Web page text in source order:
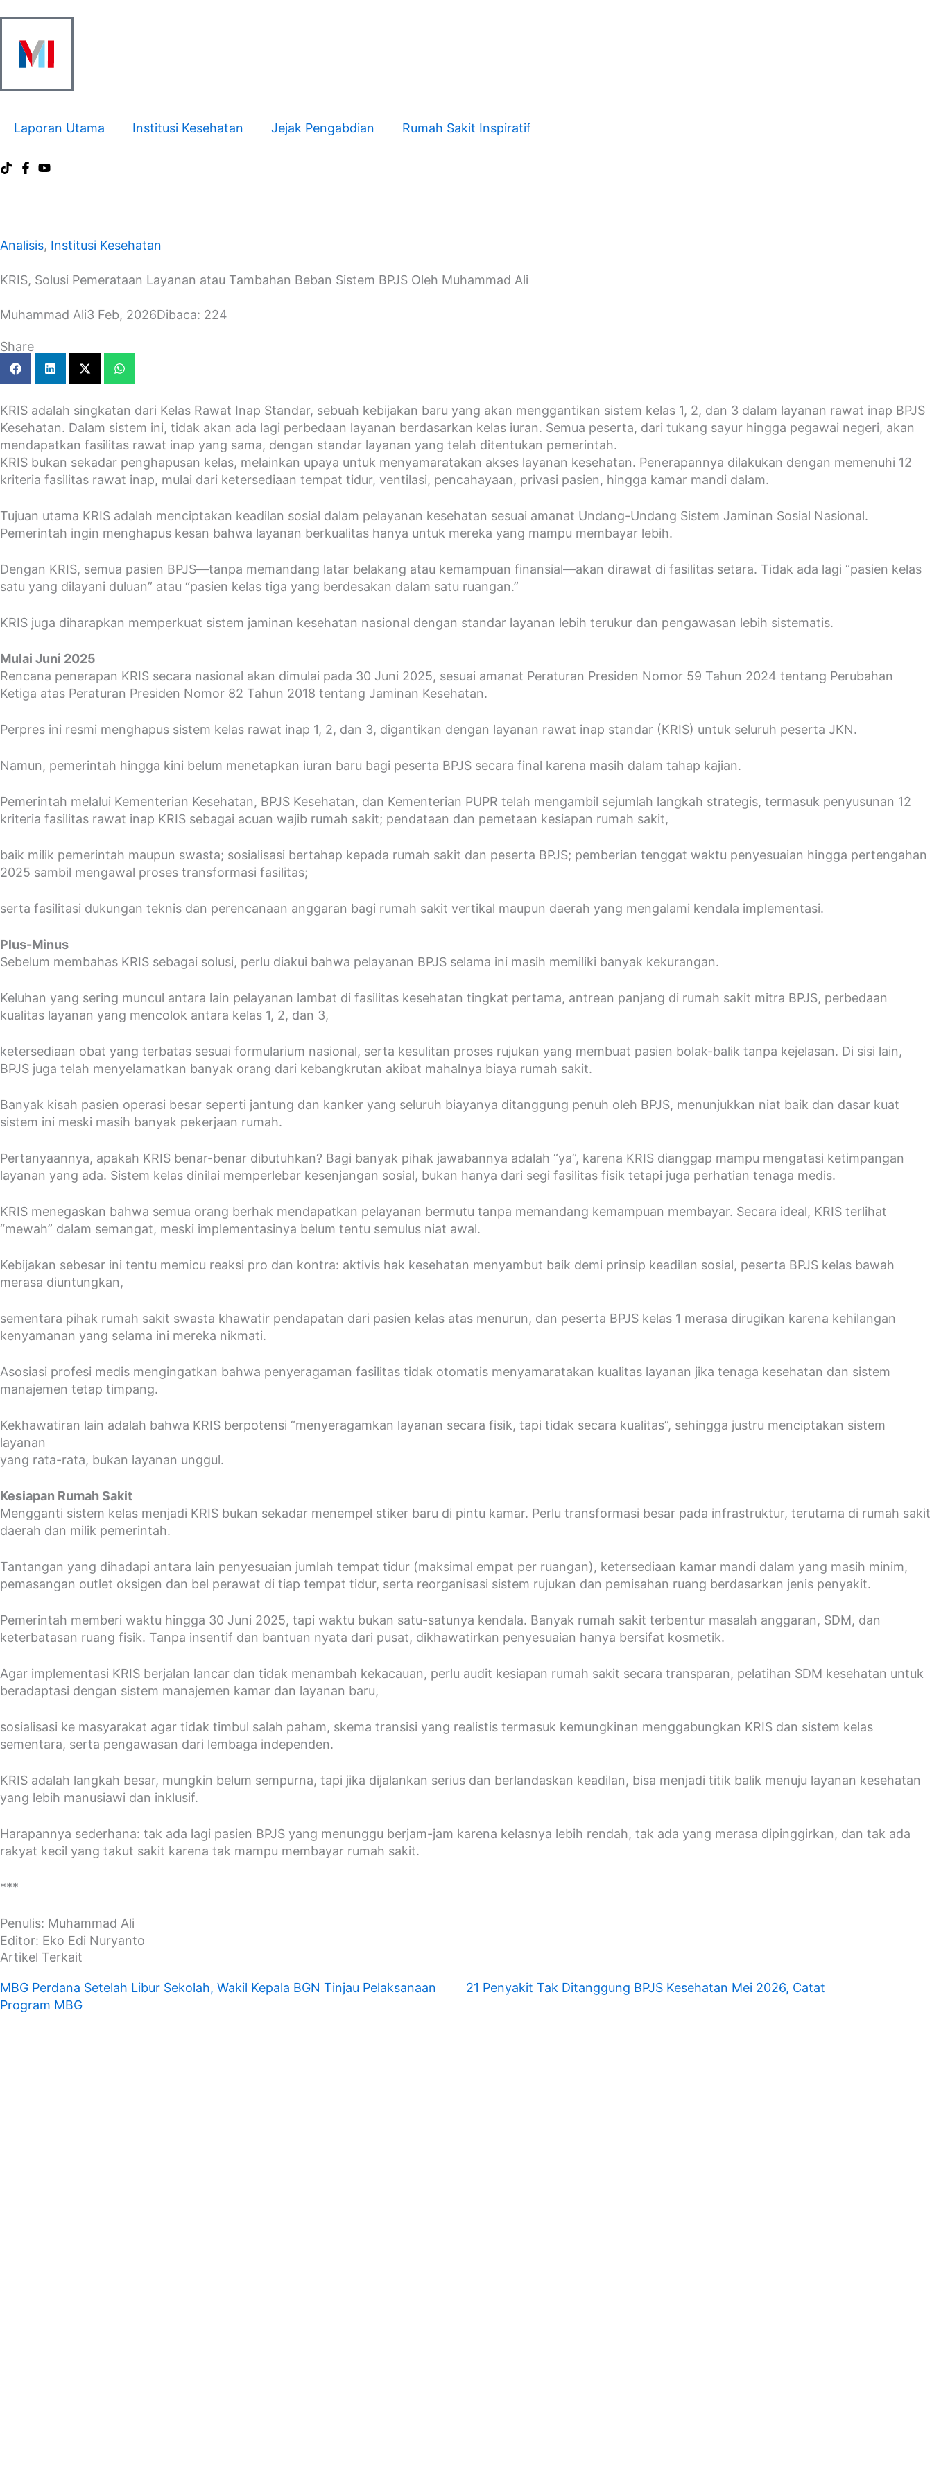
content
Laporan Utama Institusi Kesehatan Jejak Pengabdian Rumah Sakit Inspiratif
Analisis, Institusi Kesehatan
KRIS, Solusi Pemerataan Layanan atau Tambahan Beban Sistem BPJS Oleh Muhammad Ali
Muhammad Ali3 Feb, 2026Dibaca: 224
Share
KRIS adalah singkatan dari Kelas Rawat Inap Standar, sebuah kebijakan baru yang akan menggantikan sistem kelas 1, 2, dan 3 dalam layanan rawat inap BPJS
Kesehatan. Dalam sistem ini, tidak akan ada lagi perbedaan layanan berdasarkan kelas iuran. Semua peserta, dari tukang sayur hingga pegawai negeri, akan
mendapatkan fasilitas rawat inap yang sama, dengan standar layanan yang telah ditentukan pemerintah.
KRIS bukan sekadar penghapusan kelas, melainkan upaya untuk menyamaratakan akses layanan kesehatan. Penerapannya dilakukan dengan memenuhi 12
kriteria fasilitas rawat inap, mulai dari ketersediaan tempat tidur, ventilasi, pencahayaan, privasi pasien, hingga kamar mandi dalam.
Tujuan utama KRIS adalah menciptakan keadilan sosial dalam pelayanan kesehatan sesuai amanat Undang-Undang Sistem Jaminan Sosial Nasional.
Pemerintah ingin menghapus kesan bahwa layanan berkualitas hanya untuk mereka yang mampu membayar lebih.
Dengan KRIS, semua pasien BPJS—tanpa memandang latar belakang atau kemampuan finansial—akan dirawat di fasilitas setara. Tidak ada lagi “pasien kelas
satu yang dilayani duluan” atau “pasien kelas tiga yang berdesakan dalam satu ruangan.”
KRIS juga diharapkan memperkuat sistem jaminan kesehatan nasional dengan standar layanan lebih terukur dan pengawasan lebih sistematis.
Mulai Juni 2025
Rencana penerapan KRIS secara nasional akan dimulai pada 30 Juni 2025, sesuai amanat Peraturan Presiden Nomor 59 Tahun 2024 tentang Perubahan
Ketiga atas Peraturan Presiden Nomor 82 Tahun 2018 tentang Jaminan Kesehatan.
Perpres ini resmi menghapus sistem kelas rawat inap 1, 2, dan 3, digantikan dengan layanan rawat inap standar (KRIS) untuk seluruh peserta JKN.
Namun, pemerintah hingga kini belum menetapkan iuran baru bagi peserta BPJS secara final karena masih dalam tahap kajian.
Pemerintah melalui Kementerian Kesehatan, BPJS Kesehatan, dan Kementerian PUPR telah mengambil sejumlah langkah strategis, termasuk penyusunan 12
kriteria fasilitas rawat inap KRIS sebagai acuan wajib rumah sakit; pendataan dan pemetaan kesiapan rumah sakit,
baik milik pemerintah maupun swasta; sosialisasi bertahap kepada rumah sakit dan peserta BPJS; pemberian tenggat waktu penyesuaian hingga pertengahan
2025 sambil mengawal proses transformasi fasilitas;
serta fasilitasi dukungan teknis dan perencanaan anggaran bagi rumah sakit vertikal maupun daerah yang mengalami kendala implementasi.
Plus-Minus
Sebelum membahas KRIS sebagai solusi, perlu diakui bahwa pelayanan BPJS selama ini masih memiliki banyak kekurangan.
Keluhan yang sering muncul antara lain pelayanan lambat di fasilitas kesehatan tingkat pertama, antrean panjang di rumah sakit mitra BPJS, perbedaan
kualitas layanan yang mencolok antara kelas 1, 2, dan 3,
ketersediaan obat yang terbatas sesuai formularium nasional, serta kesulitan proses rujukan yang membuat pasien bolak-balik tanpa kejelasan. Di sisi lain,
BPJS juga telah menyelamatkan banyak orang dari kebangkrutan akibat mahalnya biaya rumah sakit.
Banyak kisah pasien operasi besar seperti jantung dan kanker yang seluruh biayanya ditanggung penuh oleh BPJS, menunjukkan niat baik dan dasar kuat
sistem ini meski masih banyak pekerjaan rumah.
Pertanyaannya, apakah KRIS benar-benar dibutuhkan? Bagi banyak pihak jawabannya adalah “ya”, karena KRIS dianggap mampu mengatasi ketimpangan
layanan yang ada. Sistem kelas dinilai memperlebar kesenjangan sosial, bukan hanya dari segi fasilitas fisik tetapi juga perhatian tenaga medis.
KRIS menegaskan bahwa semua orang berhak mendapatkan pelayanan bermutu tanpa memandang kemampuan membayar. Secara ideal, KRIS terlihat
“mewah” dalam semangat, meski implementasinya belum tentu semulus niat awal.
Kebijakan sebesar ini tentu memicu reaksi pro dan kontra: aktivis hak kesehatan menyambut baik demi prinsip keadilan sosial, peserta BPJS kelas bawah
merasa diuntungkan,
sementara pihak rumah sakit swasta khawatir pendapatan dari pasien kelas atas menurun, dan peserta BPJS kelas 1 merasa dirugikan karena kehilangan
kenyamanan yang selama ini mereka nikmati.
Asosiasi profesi medis mengingatkan bahwa penyeragaman fasilitas tidak otomatis menyamaratakan kualitas layanan jika tenaga kesehatan dan sistem
manajemen tetap timpang.
Kekhawatiran lain adalah bahwa KRIS berpotensi “menyeragamkan layanan secara fisik, tapi tidak secara kualitas”, sehingga justru menciptakan sistem
layanan
yang rata-rata, bukan layanan unggul.
Kesiapan Rumah Sakit
Mengganti sistem kelas menjadi KRIS bukan sekadar menempel stiker baru di pintu kamar. Perlu transformasi besar pada infrastruktur, terutama di rumah sakit
daerah dan milik pemerintah.
Tantangan yang dihadapi antara lain penyesuaian jumlah tempat tidur (maksimal empat per ruangan), ketersediaan kamar mandi dalam yang masih minim,
pemasangan outlet oksigen dan bel perawat di tiap tempat tidur, serta reorganisasi sistem rujukan dan pemisahan ruang berdasarkan jenis penyakit.
Pemerintah memberi waktu hingga 30 Juni 2025, tapi waktu bukan satu-satunya kendala. Banyak rumah sakit terbentur masalah anggaran, SDM, dan
keterbatasan ruang fisik. Tanpa insentif dan bantuan nyata dari pusat, dikhawatirkan penyesuaian hanya bersifat kosmetik.
Agar implementasi KRIS berjalan lancar dan tidak menambah kekacauan, perlu audit kesiapan rumah sakit secara transparan, pelatihan SDM kesehatan untuk
beradaptasi dengan sistem manajemen kamar dan layanan baru,
sosialisasi ke masyarakat agar tidak timbul salah paham, skema transisi yang realistis termasuk kemungkinan menggabungkan KRIS dan sistem kelas
sementara, serta pengawasan dari lembaga independen.
KRIS adalah langkah besar, mungkin belum sempurna, tapi jika dijalankan serius dan berlandaskan keadilan, bisa menjadi titik balik menuju layanan kesehatan
yang lebih manusiawi dan inklusif.
Harapannya sederhana: tak ada lagi pasien BPJS yang menunggu berjam-jam karena kelasnya lebih rendah, tak ada yang merasa dipinggirkan, dan tak ada
rakyat kecil yang takut sakit karena tak mampu membayar rumah sakit.
***
Penulis: Muhammad Ali
Editor: Eko Edi Nuryanto
Artikel Terkait
MBG Perdana Setelah Libur Sekolah, Wakil Kepala BGN Tinjau Pelaksanaan
Program MBG
21 Penyakit Tak Ditanggung BPJS Kesehatan Mei 2026, Catat